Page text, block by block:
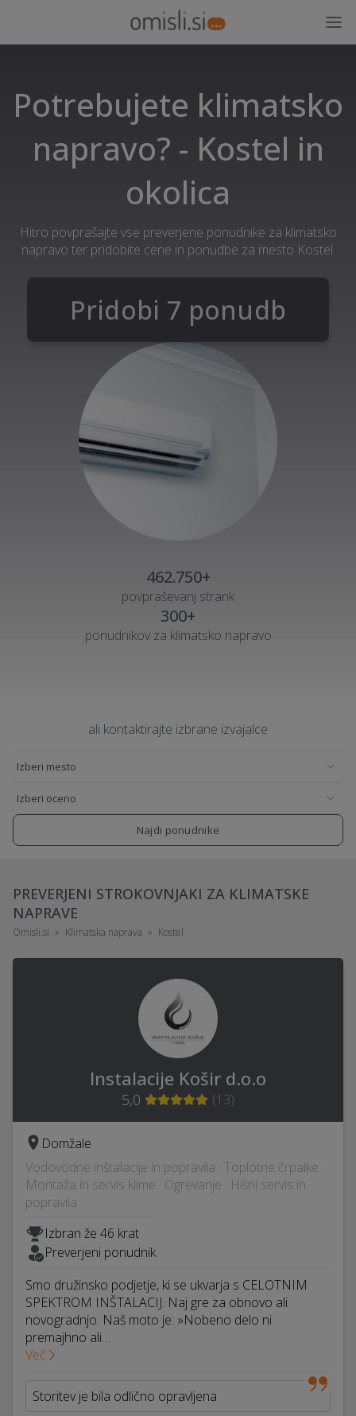
Potrebujete klimatsko
napravo? - Kostel in
okolica
Hitro povprašajte vse preverjene ponudnike za klimatsko
napravo ter pridobite cene in ponudbe za mesto Kostel.
Pridobi 7 ponudb
462.750+
povpraševanj strank
300+
ponudnikov za klimatsko napravo
ali kontaktirajte izbrane izvajalce
Najdi ponudnike
PREVERJENI STROKOVNJAKI ZA KLIMATSKE
NAPRAVE
Omisli.si Klimatska naprava Kostel
Instalacije Košir d.o.o
5,0 (13)
Domžale
Vodovodne inštalacije in popravila · Toplotne črpalke ·
Montaža in servis klime · Ogrevanje · Hišni servis in
popravila
Izbran že 46 krat
Preverjeni ponudnik
Smo družinsko podjetje, ki se ukvarja s CELOTNIM
SPEKTROM INŠTALACIJ. Naj gre za obnovo ali
novogradnjo. Naš moto je: »Nobeno delo ni
premajhno ali…
Več
Storitev je bila odlično opravljena